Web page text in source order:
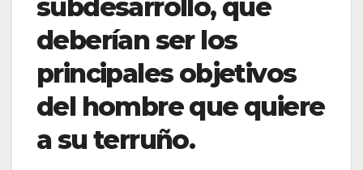
subdesarrollo, que
deberían ser los
principales objetivos
del hombre que quiere
a su terruño.